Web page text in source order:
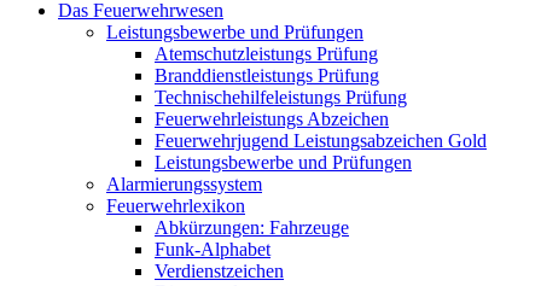
Das Feuerwehrwesen
Leistungsbewerbe und Prüfungen
Atemschutzleistungs Prüfung
Branddienstleistungs Prüfung
Technischehilfeleistungs Prüfung
Feuerwehrleistungs Abzeichen
Feuerwehrjugend Leistungsabzeichen Gold
Leistungsbewerbe und Prüfungen
Alarmierungssystem
Feuerwehrlexikon
Abkürzungen: Fahrzeuge
Funk-Alphabet
Verdienstzeichen